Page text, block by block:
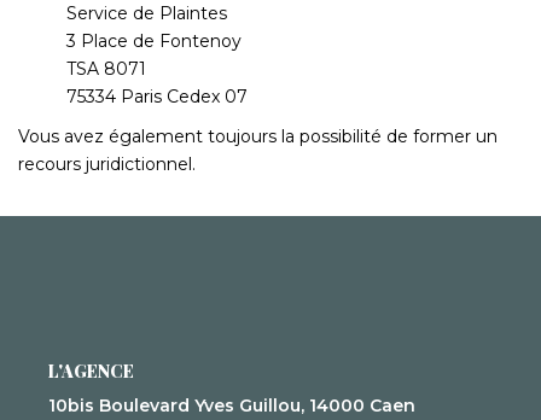
Service de Plaintes
3 Place de Fontenoy
TSA 8071
75334 Paris Cedex 07
Vous avez également toujours la possibilité de former un
recours juridictionnel.
L'AGENCE
10bis Boulevard Yves Guillou, 14000 Caen